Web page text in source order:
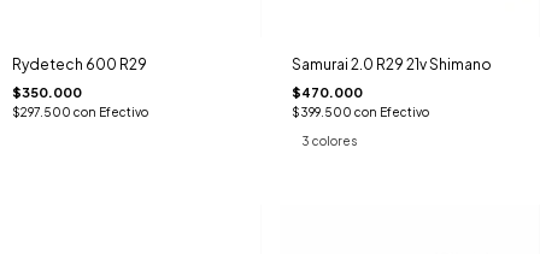
Rydetech 600 R29
$350.000
$297.500 con Efectivo
Samurai 2.0 R29 21v Shimano
$470.000
$399.500 con Efectivo
3 colores